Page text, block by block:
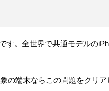
す。全世界で共通モデルの
の端末ならこの問題をクリア